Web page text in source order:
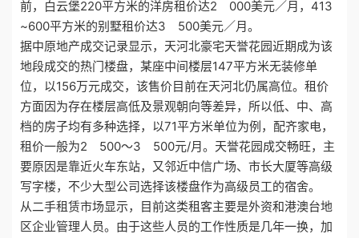
前，白云堡220平方米的洋房租价达2 000美元／月，413
~600平方米的别墅租价达3 500美元／月。
据中原地产成交记录显示，天河北豪宅天誉花园近期成为该
地段成交的热门楼盘，某座中间楼层147平方米无装修单
位，以156万元成交，该售价目前在天河北仍属高位。租价
方面因为存在楼层高低及景观朝向等差异，所以低、中、高
档的房子均有多种选择，以71平方米单位为例，配齐家电，
租价一般为2 500～3 500元/月。天誉花园成交畅旺，主
要原因是靠近火车东站，又邻近中信广场、市长大厦等高级
写字楼，不少大型公司选择该楼盘作为高级员工的宿舍。
从二手租赁市场显示，目前这类租客主要是外资和港澳台地
区企业管理人员。由于这些人员的工作性质是几年一换，加